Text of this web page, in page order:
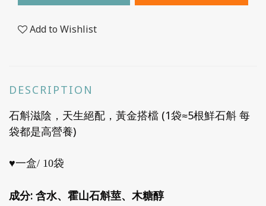
Add to Wishlist
DESCRIPTION
石斛滋陰，天生絕配，黃金搭檔 (1袋≈5根鮮石斛 每
袋都是高營養)
♥️一盒/ 10袋
成分: 含水、霍山石斛莖、木糖醇